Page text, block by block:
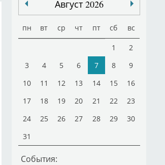
Август 2026
пн вт ср чт пт сб вс
1
2
3
4 5 6 7 8
9
10
11 12 13 14 15
16
17
18 19 20 21 22
23
24
25 26 27 28 29
30
31
События: